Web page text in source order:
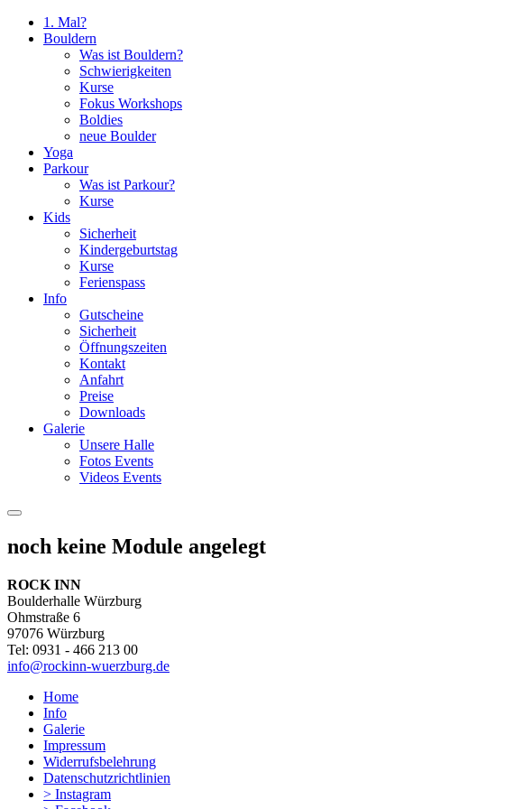
1. Mal?
Bouldern
Was ist Bouldern?
Schwierigkeiten
Kurse
Fokus Workshops
Boldies
neue Boulder
Yoga
Parkour
Was ist Parkour?
Kurse
Kids
Sicherheit
Kindergeburtstag
Kurse
Ferienspass
Info
Gutscheine
Sicherheit
Öffnungszeiten
Kontakt
Anfahrt
Preise
Downloads
Galerie
Unsere Halle
Fotos Events
Videos Events
noch keine Module angelegt
ROCK INN
Boulderhalle Würzburg
Ohmstraße 6
97076 Würzburg
Tel: 0931 - 466 213 00
info@rockinn-wuerzburg.de
Home
Info
Galerie
Impressum
Widerrufsbelehrung
Datenschutzrichtlinien
> Instagram